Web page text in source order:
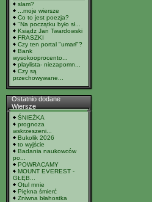
slam?
...moje wiersze
Co to jest poezja?
"Na początku było sł...
Ksiądz Jan Twardowski
FRASZKI
Czy ten portal "umarł"?
Bank
wysokooprocento...
playlista- niezapomn...
Czy są
przechowywane...
Ostatnio dodane
Wiersze
ŚNIEŻKA
prognoza
wskrzeszeni...
Bukolik 2026
to wyjście
Badania naukowców
po...
POWRACAMY
MOUNT EVEREST -
GŁĘB...
Otul mnie
Piękna śmierć
Żniwna błahostka